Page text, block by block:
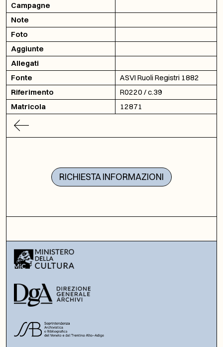
Campagne
Note
Foto
Aggiunte
Allegati
Fonte
ASVI Ruoli Registri 1882
Riferimento
R0220 / c.39
Matricola
12871
RICHIESTA INFORMAZIONI